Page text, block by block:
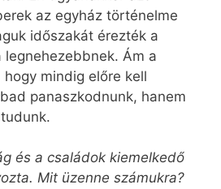
az egyház történelme
időszakát érezték a
legnehezebbnek. Ám a
mindig előre kell
panaszkodnunk, hanem
és a családok kiemelkedő
Mit üzenne számukra?